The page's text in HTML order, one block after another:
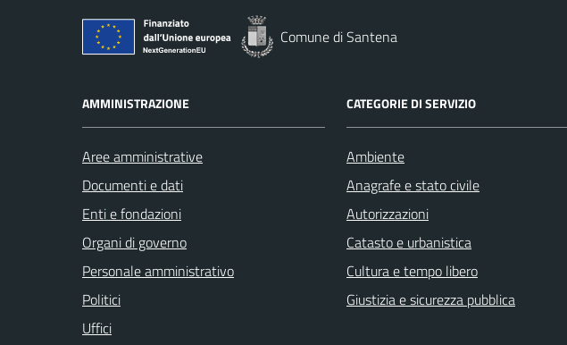
Comune di Santena
AMMINISTRAZIONE
Aree amministrative
Documenti e dati
Enti e fondazioni
Organi di governo
Personale amministrativo
Politici
Uffici
CATEGORIE DI SERVIZIO
Ambiente
Anagrafe e stato civile
Autorizzazioni
Catasto e urbanistica
Cultura e tempo libero
Giustizia e sicurezza pubblica